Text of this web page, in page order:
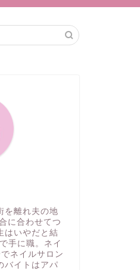
を離れ夫の地
に合わせてつ
はいやだと結
手に職。ネイ
ネイルサロン
バイトはアパ